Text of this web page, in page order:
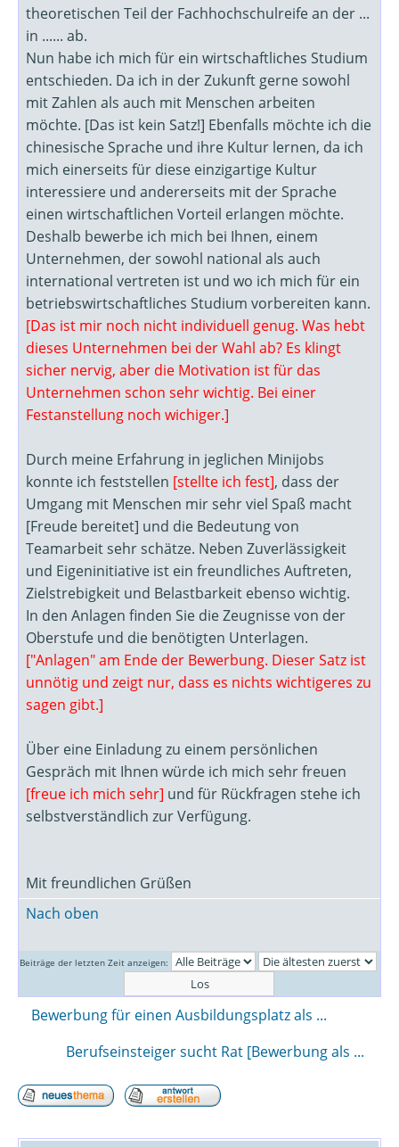
theoretischen Teil der Fachhochschulreife an der ...
in ...... ab.
Nun habe ich mich für ein wirtschaftliches Studium
entschieden. Da ich in der Zukunft gerne sowohl
mit Zahlen als auch mit Menschen arbeiten
möchte. [Das ist kein Satz!] Ebenfalls möchte ich die
chinesische Sprache und ihre Kultur lernen, da ich
mich einerseits für diese einzigartige Kultur
interessiere und andererseits mit der Sprache
einen wirtschaftlichen Vorteil erlangen möchte.
Deshalb bewerbe ich mich bei Ihnen, einem
Unternehmen, der sowohl national als auch
international vertreten ist und wo ich mich für ein
betriebswirtschaftliches Studium vorbereiten kann.
[Das ist mir noch nicht individuell genug. Was hebt
dieses Unternehmen bei der Wahl ab? Es klingt
sicher nervig, aber die Motivation ist für das
Unternehmen schon sehr wichtig. Bei einer
Festanstellung noch wichiger.]
Durch meine Erfahrung in jeglichen Minijobs
konnte ich feststellen [stellte ich fest], dass der
Umgang mit Menschen mir sehr viel Spaß macht
[Freude bereitet] und die Bedeutung von
Teamarbeit sehr schätze. Neben Zuverlässigkeit
und Eigeninitiative ist ein freundliches Auftreten,
Zielstrebigkeit und Belastbarkeit ebenso wichtig.
In den Anlagen finden Sie die Zeugnisse von der
Oberstufe und die benötigten Unterlagen.
["Anlagen" am Ende der Bewerbung. Dieser Satz ist
unnötig und zeigt nur, dass es nichts wichtigeres zu
sagen gibt.]
Über eine Einladung zu einem persönlichen
Gespräch mit Ihnen würde ich mich sehr freuen
[freue ich mich sehr] und für Rückfragen stehe ich
selbstverständlich zur Verfügung.
Mit freundlichen Grüßen
Nach oben
Beiträge der letzten Zeit anzeigen:
Bewerbung für einen Ausbildungsplatz als ...
Berufseinsteiger sucht Rat [Bewerbung als ...